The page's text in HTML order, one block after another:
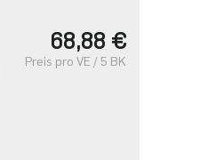
68,88 €
Preis pro VE / 5 BK